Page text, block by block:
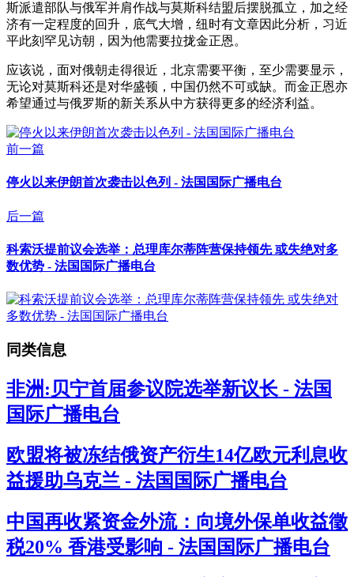
斯派遣部队与俄军并肩作战与莫斯科结盟后摆脱孤立，加之经
济有一定程度的回升，底气大增，纽时有文章因此分析，习近
平此刻罕见访朝，因为他需要拉拢金正恩。
应该说，面对俄朝走得很近，北京需要平衡，至少需要显示，
无论对莫斯科还是对华盛顿，中国仍然不可或缺。而金正恩亦
希望通过与俄罗斯的新关系从中方获得更多的经济利益。
前一篇
停火以来伊朗首次袭击以色列 - 法国国际广播电台
后一篇
科索沃提前议会选举：总理库尔蒂阵营保持领先 或失绝对多
数优势 - 法国国际广播电台
同类信息
非洲:贝宁首届参议院选举新议长 - 法国
国际广播电台
欧盟将被冻结俄资产衍生14亿欧元利息收
益援助乌克兰 - 法国国际广播电台
中国再收紧资金外流：向境外保单收益徵
税20% 香港受影响 - 法国国际广播电台